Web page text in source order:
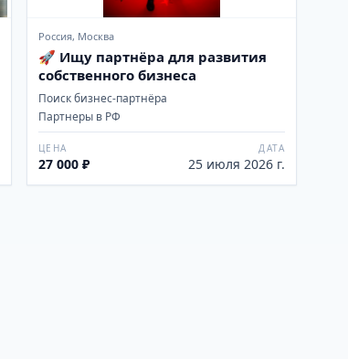
Россия, Москва
🚀 Ищу партнёра для развития
собственного бизнеса
Поиск бизнес-партнёра
Партнеры в РФ
ЦЕНА
27 000 ₽
ДАТА
25 июля 2026 г.